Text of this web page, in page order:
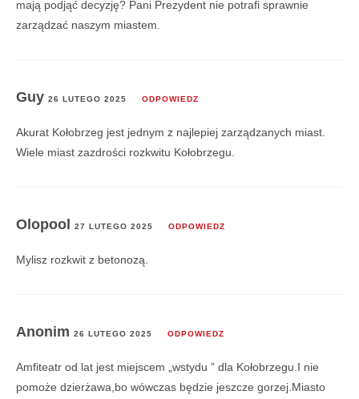
mają podjąć decyzję? Pani Prezydent nie potrafi sprawnie
zarządzać naszym miastem.
Guy 26 LUTEGO 2025 ODPOWIEDZ
Akurat Kołobrzeg jest jednym z najlepiej zarządzanych miast.
Wiele miast zazdrości rozkwitu Kołobrzegu.
Olopool 27 LUTEGO 2025 ODPOWIEDZ
Mylisz rozkwit z betonozą.
Anonim 26 LUTEGO 2025 ODPOWIEDZ
Amfiteatr od lat jest miejscem „wstydu ” dla Kołobrzegu.I nie
pomoże dzierżawa,bo wówczas będzie jeszcze gorzej.Miasto